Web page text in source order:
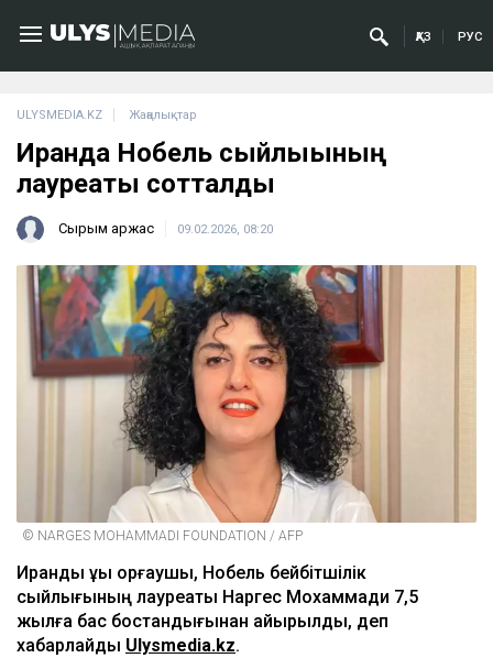
ҚАЗ РУС
ULYSMEDIA.KZ Жаңалықтар
Иранда Нобель сыйлығының
лауреаты сотталды
Сырым Қаржас 09.02.2026, 08:20
© NARGES MOHAMMADI FOUNDATION / AFP
Ирандық құқық қорғаушы, Нобель бейбітшілік
сыйлығының лауреаты Наргес Мохаммади 7,5
жылға бас бостандығынан айырылды, деп
хабарлайды Ulysmedia.kz.